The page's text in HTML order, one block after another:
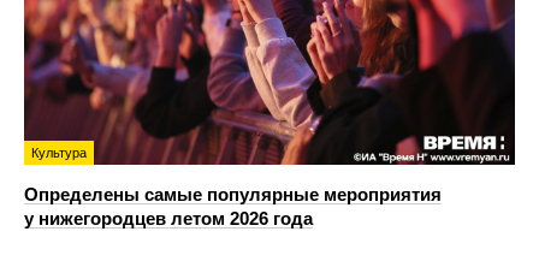
Культура
Определены самые популярные мероприятия
у нижегородцев летом 2026 года